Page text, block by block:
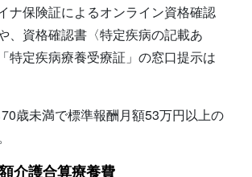
ナ保険証によるオンライン資格確認
、資格確認書〈特定疾病の記載あ
特定疾病療養受療証」の窓口提示は
歳未満で標準報酬月額53万円以上の
介護合算療養費